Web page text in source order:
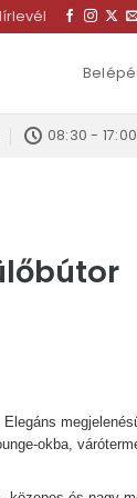
08:30 - 17:00
Elegáns
okba,